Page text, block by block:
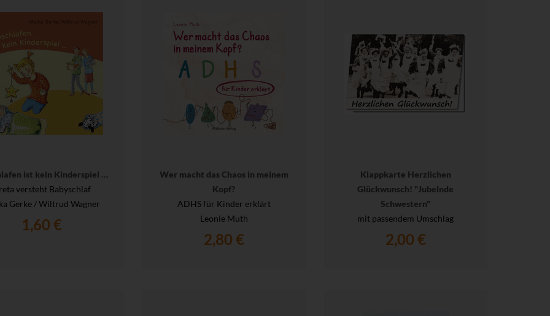
ist kein Kinderspiel …
versteht Babyschlaf
Gerke / Wiltrud Wagner
1,60 €
Wer macht das Chaos in meinem
Kopf?
ADHS für Kinder erklärt
Leonie Muth
2,80 €
Klappkarte Herzlichen
Glückwunsch! "Jubelnde
Schwestern"
mit passendem Umschlag
2,00 €